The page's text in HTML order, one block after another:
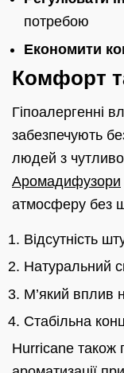
потребою
Економити
Комфорт
Гіпоалергенні
забезпечують
людей з
Аромадифузори
атмосферу без
Відсутність
Натуральний
М’який вплив
Стабільна
Hurricane також